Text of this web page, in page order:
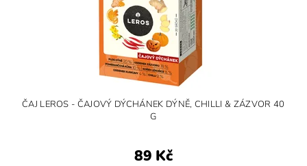
ČAJ LEROS - ČAJOVÝ DÝCHÁNEK DÝNĚ, CHILLI & ZÁZVOR 40
G
89 Kč